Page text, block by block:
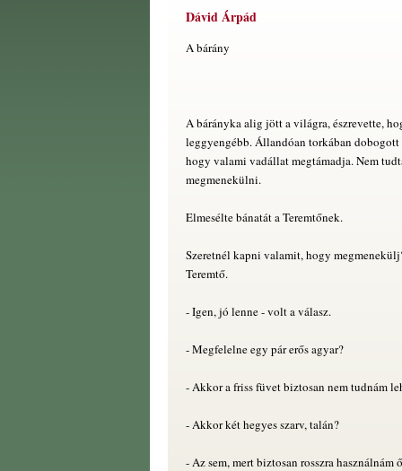
Dávid Árpád
A bárány
A bárányka alig jött a világra, észrevette,
leggyengébb. Állandóan torkában dobogott
hogy valami vadállat megtámadja. Nem
megmenekülni.
Elmesélte bánatát a Teremtőnek.
Szeretnél kapni valamit, hogy
Teremtő.
- Igen, jó lenne - volt a válasz.
- Megfelelne egy pár erős agyar?
- Akkor a friss füvet biztosan nem tudnám
- Akkor két hegyes szarv, talán?
- Az sem, mert biztosan rosszra használnám